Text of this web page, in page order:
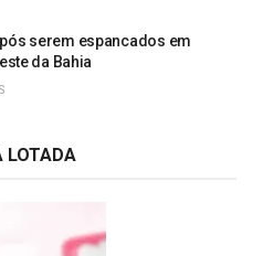
serem espancados em
da Bahia
LOTADA